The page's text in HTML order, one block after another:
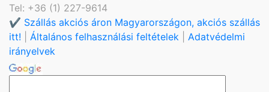
Tel: +36 (1) 227-9614
✔️ Szállás akciós áron Magyarországon, akciós szállás
itt!
Általános felhasználási feltételek
Adatvédelmi
irányelvek